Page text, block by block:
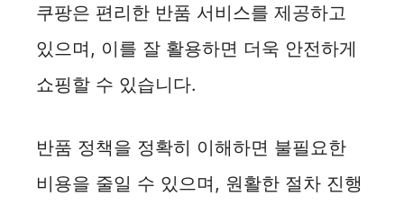
쿠팡은 편리한 반품 서비스를 제공하고
있으며, 이를 잘 활용하면 더욱 안전하게
쇼핑할 수 있습니다.
반품 정책을 정확히 이해하면 불필요한
비용을 줄일 수 있으며, 원활한 절차 진행